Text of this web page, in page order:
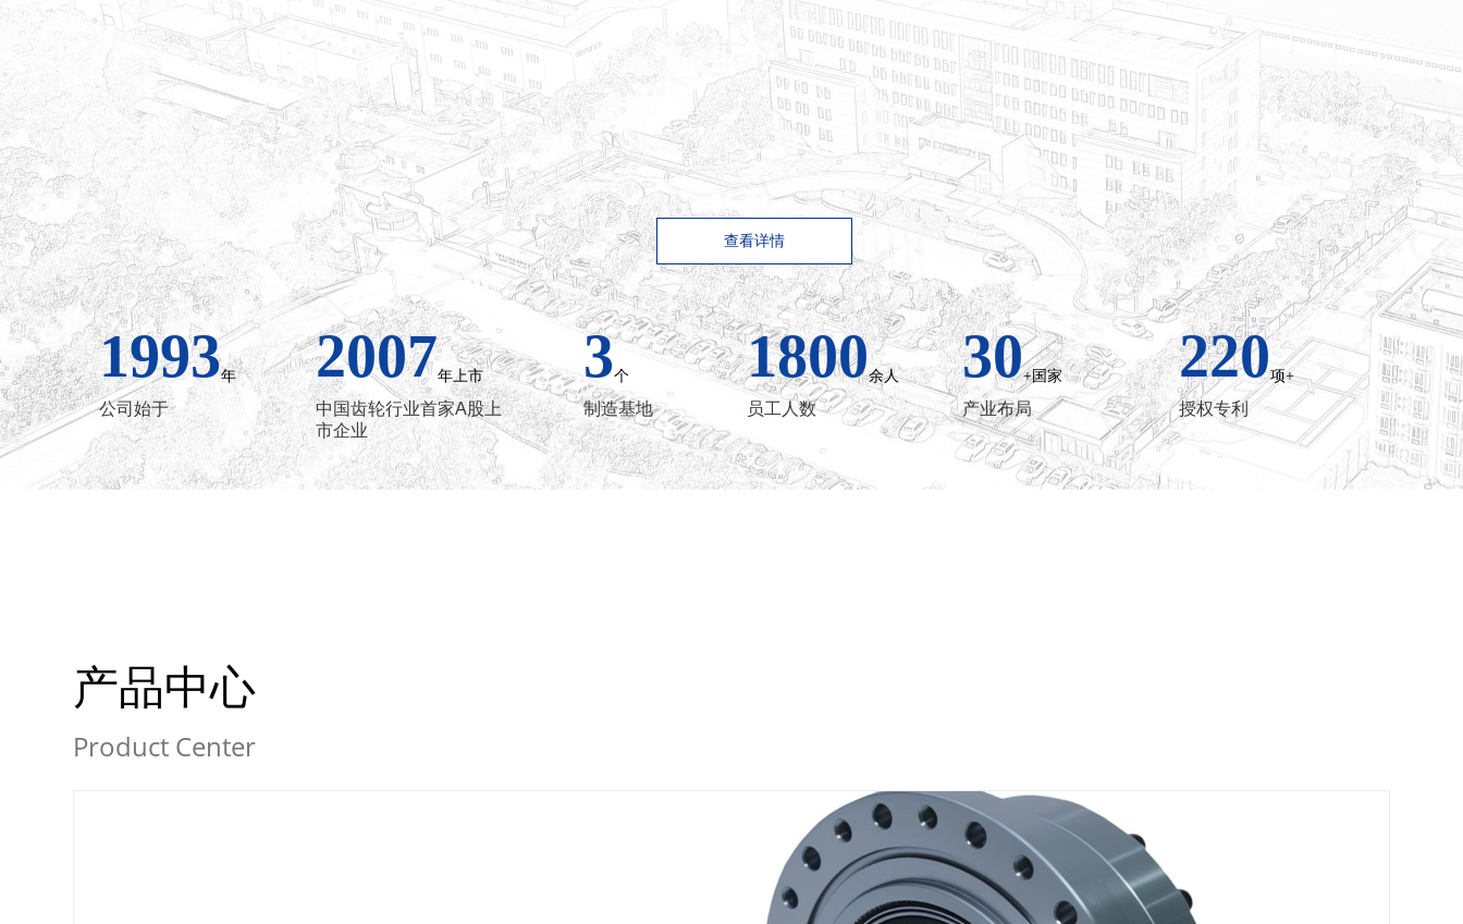
查看详情
1993年
公司始于
2007年上市
中国齿轮行业首家A股上
市企业
3个
制造基地
1800余人
员工人数
30+国家
产业布局
220项+
授权专利
产品中心
Product Center